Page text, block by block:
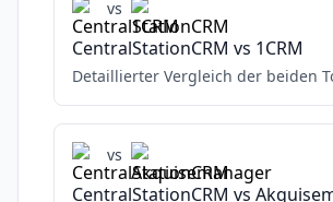
vs
CentralStationCRM vs 1CRM
Detaillierter Vergleich der beiden
vs
CentralStationCRM vs